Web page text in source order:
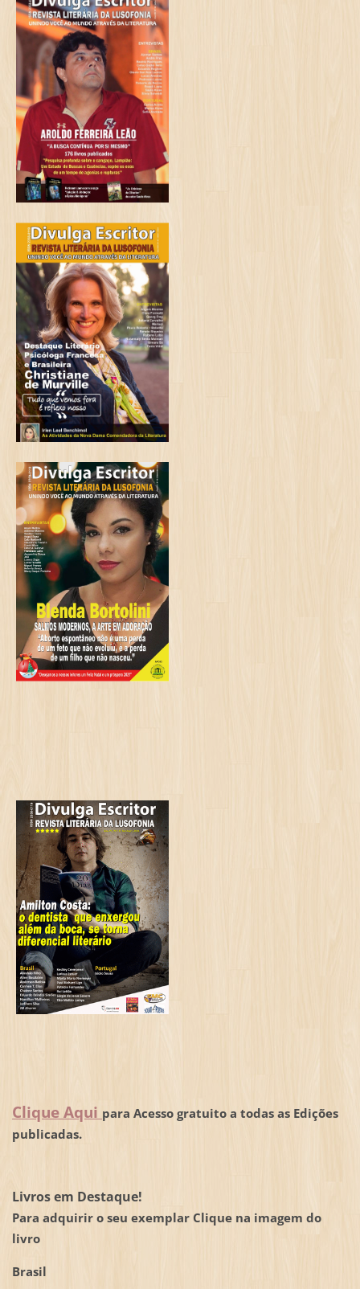
Clique Aqui para Acesso gratuito a todas as Edições
publicadas.
Livros em Destaque!
Para adquirir o seu exemplar Clique na imagem do
livro
Brasil